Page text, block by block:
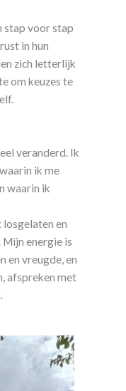
stap voor stap
in hun
zich letterlijk
om keuzes te
veranderd. Ik
ik me
waarin ik
losgelaten en
energie is
en vreugde, en
afspreken met